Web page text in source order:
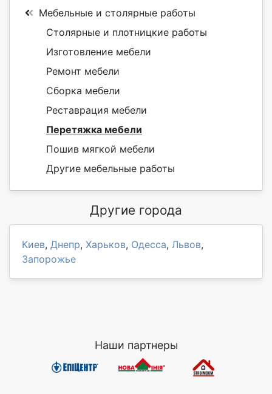
Мебельные и столярные работы
Столярные и плотницкие работы
Изготовление мебели
Ремонт мебели
Сборка мебели
Реставрация мебели
Перетяжка мебели
Пошив мягкой мебели
Другие мебельные работы
Другие города
Киев, Днепр, Харьков, Одесса, Львов,
Запорожье
Наши партнеры